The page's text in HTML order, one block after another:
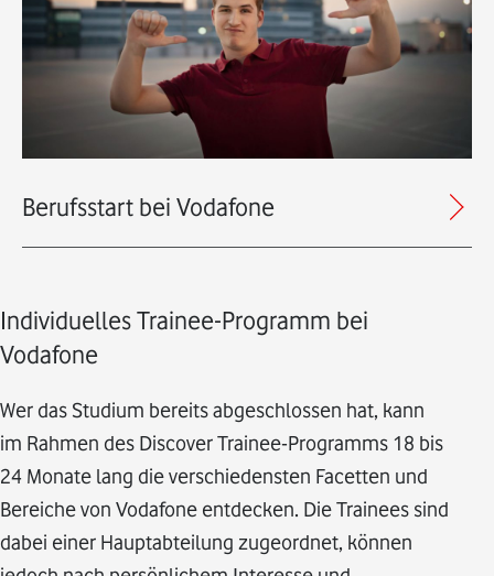
Berufsstart bei Vodafone
Individuelles Trainee-Programm bei
Vodafone
Wer das Studium bereits abgeschlossen hat, kann
im Rahmen des Discover Trainee-Programms 18 bis
24 Monate lang die verschiedensten Facetten und
Bereiche von Vodafone entdecken. Die Trainees sind
dabei einer Hauptabteilung zugeordnet, können